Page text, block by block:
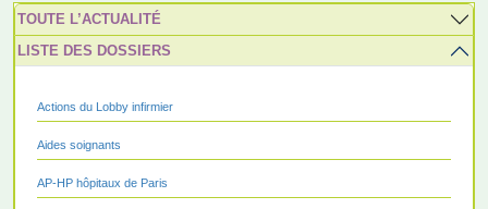
TOUTE L’ACTUALITÉ
LISTE DES DOSSIERS
Actions du Lobby infirmier
Aides soignants
AP-HP hôpitaux de Paris